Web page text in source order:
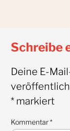
Schreibe
Deine E-
*markiert
Kommentar*